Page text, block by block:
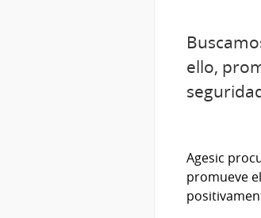
ello,
Agesic
promueve